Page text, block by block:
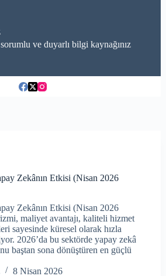
sorumlu ve duyarlı bilgi kaynağınız
Zekânın Etkisi (Nisan 2026
Zekânın Etkisi (Nisan 2026
maliyet avantajı, kaliteli hizmet
sayesinde küresel olarak hızla
2026’da bu sektörde yapay zekâ
baştan sona dönüştüren en güçlü
8 Nisan 2026